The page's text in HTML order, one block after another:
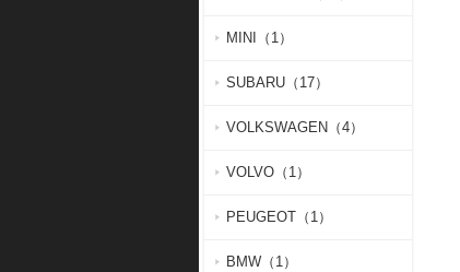
MINI（1）
SUBARU（17）
VOLKSWAGEN（4）
VOLVO（1）
PEUGEOT（1）
BMW（1）